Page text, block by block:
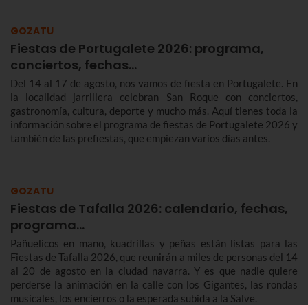
GOZATU
Fiestas de Portugalete 2026: programa,
conciertos, fechas…
Del 14 al 17 de agosto, nos vamos de fiesta en Portugalete. En
la localidad jarrillera celebran San Roque con conciertos,
gastronomía, cultura, deporte y mucho más. Aquí tienes toda la
información sobre el programa de fiestas de Portugalete 2026 y
también de las prefiestas, que empiezan varios días antes.
GOZATU
Fiestas de Tafalla 2026: calendario, fechas,
programa…
Pañuelicos en mano, kuadrillas y peñas están listas para las
Fiestas de Tafalla 2026, que reunirán a miles de personas del 14
al 20 de agosto en la ciudad navarra. Y es que nadie quiere
perderse la animación en la calle con los Gigantes, las rondas
musicales, los encierros o la esperada subida a la Salve.